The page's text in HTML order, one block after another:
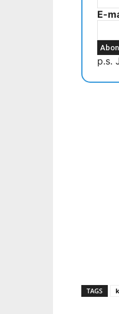
E-
p.s.
TAGS